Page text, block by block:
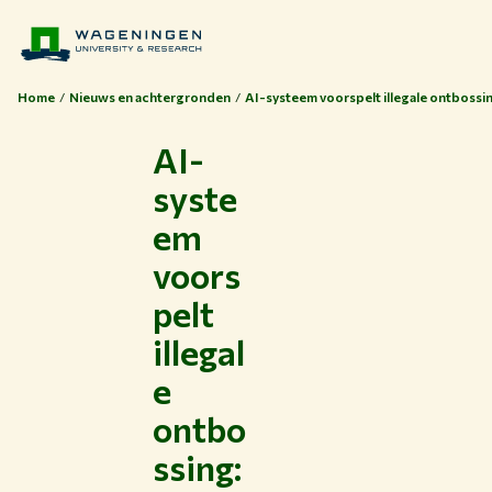
Home Nieuws en achtergronden AI-systeem voorspelt illegale
AI-
syste
em
voors
pelt
illegal
e
ontbo
ssing: